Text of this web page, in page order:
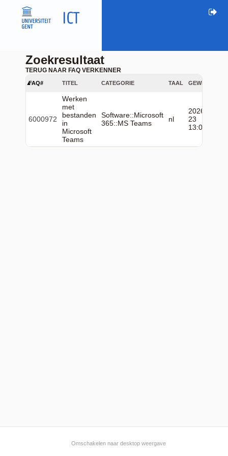
Zoekresultaat
TERUG NAAR FAQ VERKENNER
FAQ# TITEL CATEGORIE TAAL GEWIJZIGD
6000972
Werken
met
bestanden
in
Microsoft
Teams
Software::Microsoft
365::MS Teams
nl
2026-06-
23
13:06:50
Omschakelen naar desktop weergave